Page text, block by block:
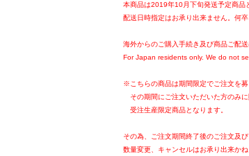
本商品は2019年10月下旬発送予定商品
配送日時指定はお承り出来ません。何卒
海外からのご購入手続き及び商品ご配
For Japan residents only. We do not
※こちらの商品は期間限定でご注文を募
その期間にご注文いただいた方のみに
受注生産限定商品となります。
その為、ご注文期間終了後のご注文及び
数量変更、キャンセルはお承り出来かね